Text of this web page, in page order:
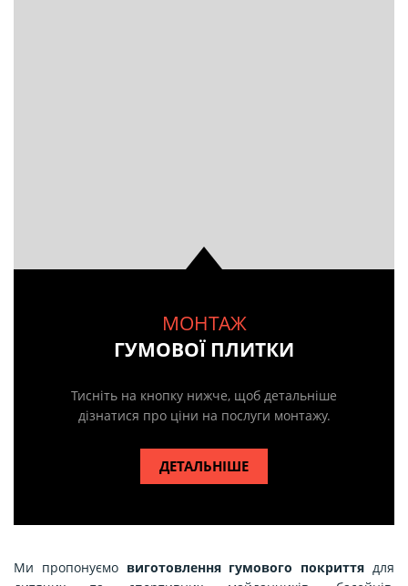
МОНТАЖ
ГУМОВОЇ ПЛИТКИ
Тисніть на кнопку нижче, щоб детальніше
дізнатися про ціни на послуги монтажу.
ДЕТАЛЬНІШЕ
Ми пропонуємо виготовлення гумового покриття для